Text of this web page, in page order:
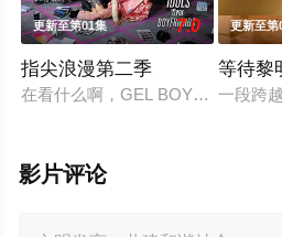
更新至第01集 7.0
指尖浪漫第二季
在看什么啊，GEL BOY，是在想念
更新至第
等待黎
一段跨
影片评论